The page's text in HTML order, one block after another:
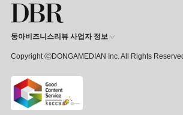
동아비즈니스리뷰 사업자 정보
Copyright ⒸDONGAMEDIAN Inc. All Rights